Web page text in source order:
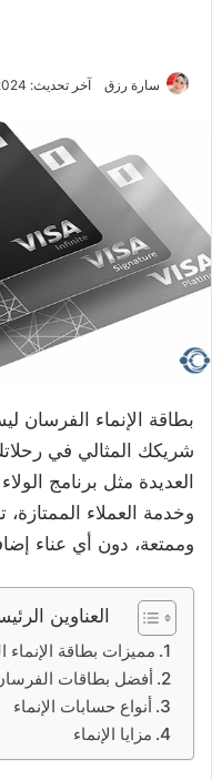
سارة رزق آخر تحديث: 2024-12-02
بطاقة الإنماء
شريكك المثالي في
العديدة مثل برنامج
وخدمة العملاء
وممتعة، دون أي عناء
العناوين
مميزات بطاقة الإنماء
أفضل بطاقات الفرسان
أنواع حسابات الإنماء
مزايا الإنماء